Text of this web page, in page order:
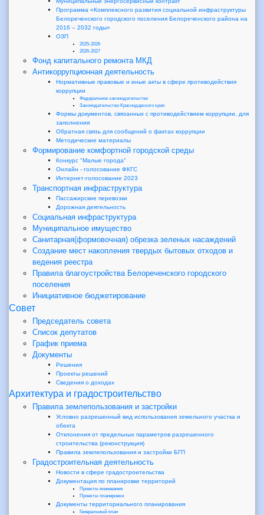
Программа «Комплексного развития социальной инфраструктуры
Белореченского городского поселения Белореченского района на
2016 – 2032 годы»
ОЗП
2025-2026
2026-2027
Фонд капитального ремонта МКД
Антикоррупционная деятельность
Нормативные правовые и иные акты в сфере противодействия
коррупции
Федеральное законодательство
Законодательство Краснодарского края
Формы документов, связанных с противодействием коррупции, для
заполнения
Обратная связь для сообщений о фактах коррупции
Методические материалы
Формирование комфортной городской среды
Конкурс "Малые города"
Онлайн - голосование ФКГС
Интернет-голосование 2023
Транспортная инфраструктура
Пассажирские перевозки
Дорожная деятельность
Социальная инфраструктура
Муниципальное имущество
Санитарная(формовочная) обрезка зеленых насаждений
Создание мест накопления твердых бытовых отходов и
ведения реестра
Правила благоустройства Белореченского городского
поселения
Инициативное бюджетирование
Совет
Председатель совета
Список депутатов
График приема
Документы
Решения
Проекты решений
Сведения о доходах
Архитектура и градостроительство
Правила землепользования и застройки
Условно разрешенный вид использования земельного участка и
обекта
Отклонения от предельных параметров разрешенного
строительства (реконструкция)
Правила землепользования и застройки БГП
Градостроительная деятельность
Новости в сфере градостроительства
Документация по планировке территорий
Проекты межевания
Проекты планировки
Документы территориального планирования
Генеральный план